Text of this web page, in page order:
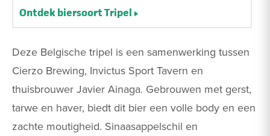
Deze Belgische tripel is een samenwerking tussen
Cierzo Brewing, Invictus Sport Tavern en
thuisbrouwer Javier Ainaga. Gebrouwen met gerst,
tarwe en haver, biedt dit bier een volle body en een
zachte moutigheid. Sinaasappelschil en
Ontdek biersoort Tripel